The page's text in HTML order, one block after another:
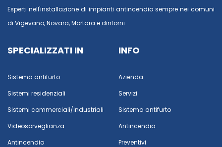
Esperti nell'installazione di impianti antincendio sempre nei comuni
di Vigevano,Novara,Mortara e dintorni.
SPECIALIZZATI IN
Sistema antifurto
Sistemi residenziali
Sistemi commerciali/industriali
Videosorveglianza
Antincendio
INFO
Azienda
Servizi
Sistema antifurto
Antincendio
Preventivi